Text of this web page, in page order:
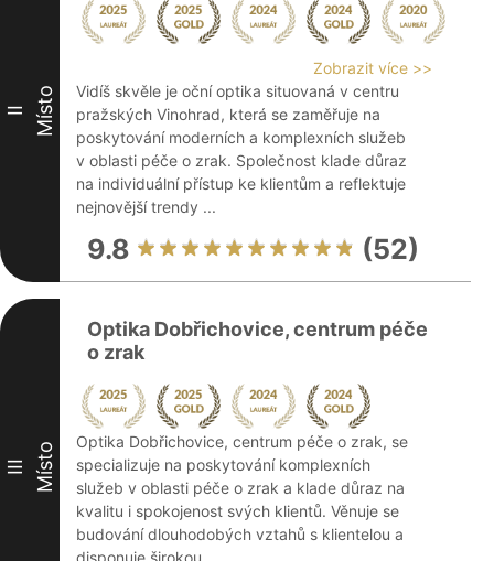
II Místo
Zobrazit více >>
Vidíš skvěle je oční optika situovaná v centru
pražských Vinohrad, která se zaměřuje na
poskytování moderních a komplexních služeb
v oblasti péče o zrak. Společnost klade důraz
na individuální přístup ke klientům a reflektuje
nejnovější trendy ...
9.8 (52)
III Místo
Optika Dobřichovice, centrum péče
o zrak
Optika Dobřichovice, centrum péče o zrak, se
specializuje na poskytování komplexních
služeb v oblasti péče o zrak a klade důraz na
kvalitu i spokojenost svých klientů. Věnuje se
budování dlouhodobých vztahů s klientelou a
disponuje širokou ...